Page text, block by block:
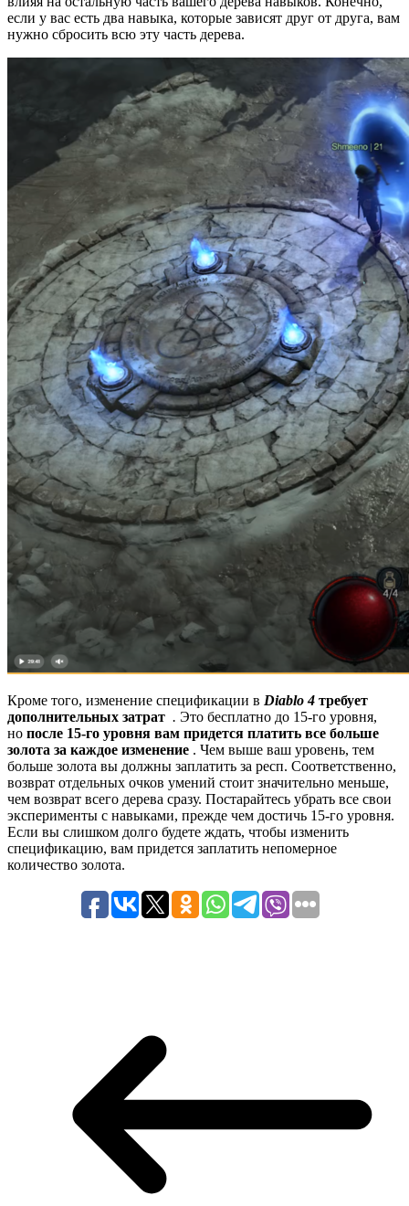
если у вас есть два навыка, которые зависят друг от друга, вам
нужно сбросить всю эту часть дерева.
Кроме того, изменение спецификации в Diablo 4 требует
дополнительных затрат . Это бесплатно до 15-го уровня,
но после 15-го уровня вам придется платить все больше
золота за каждое изменение . Чем выше ваш уровень, тем
больше золота вы должны заплатить за респ. Соответственно,
возврат отдельных очков умений стоит значительно меньше,
чем возврат всего дерева сразу. Постарайтесь убрать все свои
эксперименты с навыками, прежде чем достичь 15-го уровня.
Если вы слишком долго будете ждать, чтобы изменить
спецификацию, вам придется заплатить непомерное
количество золота.